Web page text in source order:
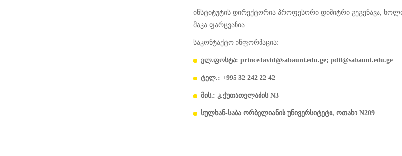
ინსტიტუტის დირექტორია პროფესორი დიმიტრი გეგენავა,
მაკა ფარცვანია.
საკონტაქტო ინფორმაცია:
ელ.ფოსტა: princedavid@sabauni.edu.ge; pdil@sabauni.edu.ge
ტელ.: +995 32 242 22 42
მის.: კ.ქუთათელაძის N3
სულხან-საბა ორბელიანის უნივერსიტეტი, ოთახი N209